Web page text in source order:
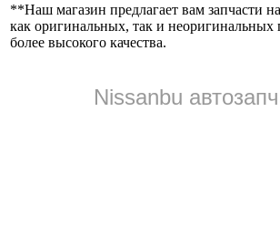
**Наш магазин предлагает вам
как оригинальных, так и
более высокого качества.
Nissanbu